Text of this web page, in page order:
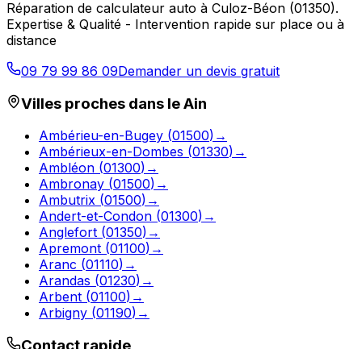
Réparation de calculateur auto à Culoz-Béon (01350).
Expertise & Qualité - Intervention rapide sur place ou à
distance
09 79 99 86 09Demander un devis gratuit
Villes proches dans leAin
Ambérieu-en-Bugey (01500) →
Ambérieux-en-Dombes (01330) →
Ambléon (01300) →
Ambronay (01500) →
Ambutrix (01500) →
Andert-et-Condon (01300) →
Anglefort (01350) →
Apremont (01100) →
Aranc (01110) →
Arandas (01230) →
Arbent (01100) →
Arbigny (01190) →